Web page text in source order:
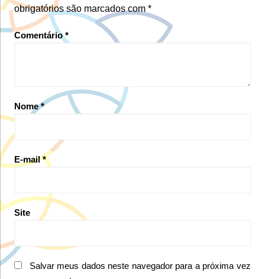
obrigatórios são marcados com *
Comentário*
Nome*
E-mail*
Site
Salvar meus dados neste navegador para a próxima vez